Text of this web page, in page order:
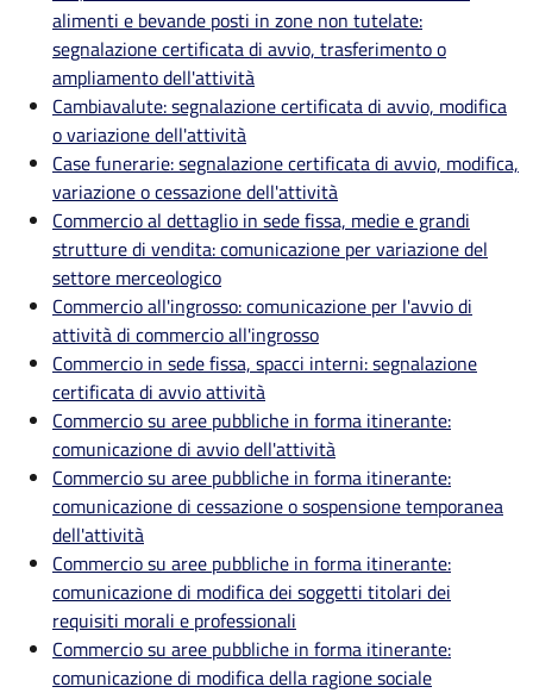
alimenti e bevande posti in zone non tutelate:
segnalazione certificata di avvio, trasferimento o
ampliamento dell'attività
Cambiavalute: segnalazione certificata di avvio, modifica
o variazione dell'attività
Case funerarie: segnalazione certificata di avvio, modifica,
variazione o cessazione dell'attività
Commercio al dettaglio in sede fissa, medie e grandi
strutture di vendita: comunicazione per variazione del
settore merceologico
Commercio all'ingrosso: comunicazione per l'avvio di
attività di commercio all'ingrosso
Commercio in sede fissa, spacci interni: segnalazione
certificata di avvio attività
Commercio su aree pubbliche in forma itinerante:
comunicazione di avvio dell'attività
Commercio su aree pubbliche in forma itinerante:
comunicazione di cessazione o sospensione temporanea
dell'attività
Commercio su aree pubbliche in forma itinerante:
comunicazione di modifica dei soggetti titolari dei
requisiti morali e professionali
Commercio su aree pubbliche in forma itinerante:
comunicazione di modifica della ragione sociale